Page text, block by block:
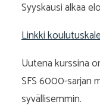
Syyskausi alkaa
Linkki
Uutena kurssina
SFS 6000-sarjan
syvällisemmin.